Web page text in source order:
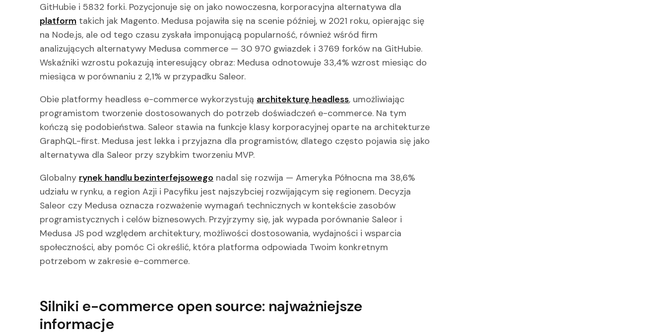
GitHubie i 5832 forki. Pozycjonuje się on jako nowoczesna, korporacyjna alternatywa dla
platform takich jak Magento. Medusa pojawiła się na scenie później, w 2021 roku, opierając się
na Node.js, ale od tego czasu zyskała imponującą popularność, również wśród firm
analizujących alternatywy Medusa commerce — 30 970 gwiazdek i 3769 forków na GitHubie.
Wskaźniki wzrostu pokazują interesujący obraz: Medusa odnotowuje 33,4% wzrost miesiąc do
miesiąca w porównaniu z 2,1% w przypadku Saleor.
Obie platformy headless e-commerce wykorzystują architekturę headless, umożliwiając
programistom tworzenie dostosowanych do potrzeb doświadczeń e-commerce. Na tym
kończą się podobieństwa. Saleor stawia na funkcje klasy korporacyjnej oparte na architekturze
GraphQL-first. Medusa jest lekka i przyjazna dla programistów, dlatego często pojawia się jako
alternatywa dla Saleor przy szybkim tworzeniu MVP.
Globalny rynek handlu bezinterfejsowego nadal się rozwija — Ameryka Północna ma 38,6%
udziału w rynku, a region Azji i Pacyfiku jest najszybciej rozwijającym się regionem. Decyzja
Saleor czy Medusa oznacza rozważenie wymagań technicznych w kontekście zasobów
programistycznych i celów biznesowych. Przyjrzymy się, jak wypada porównanie Saleor i
Medusa JS pod względem architektury, możliwości dostosowania, wydajności i wsparcia
społeczności, aby pomóc Ci określić, która platforma odpowiada Twoim konkretnym
potrzebom w zakresie e-commerce.
Silniki e-commerce open source: najważniejsze
informacje